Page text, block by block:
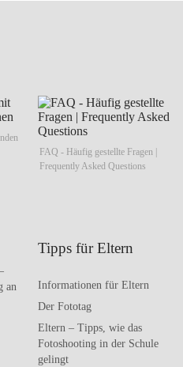
an
FAQ - Häufig gestellte Fragen |
Frequently Asked Questions
Tipps für Eltern
Informationen für Eltern
Der Fototag
Eltern – Tipps, wie das
Fotoshooting in der Schule
gelingt